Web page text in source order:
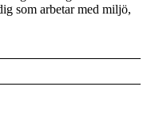
som arbetar med miljö,